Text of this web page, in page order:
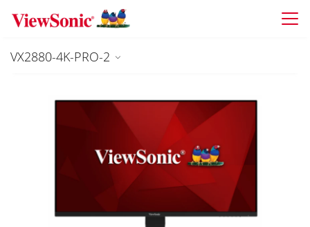
Skip to main content
VX2880-4K-PRO-2